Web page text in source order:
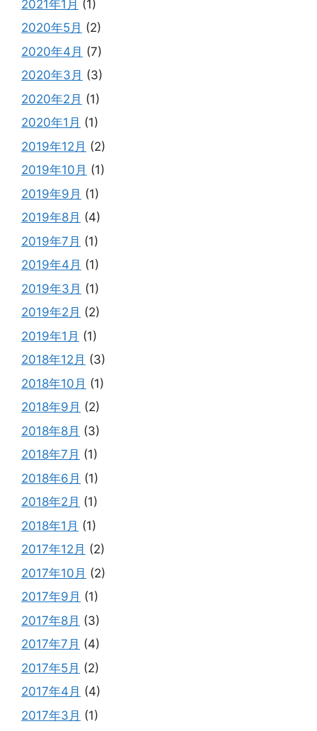
2021年1月 (1)
2020年5月 (2)
2020年4月 (7)
2020年3月 (3)
2020年2月 (1)
2020年1月 (1)
2019年12月 (2)
2019年10月 (1)
2019年9月 (1)
2019年8月 (4)
2019年7月 (1)
2019年4月 (1)
2019年3月 (1)
2019年2月 (2)
2019年1月 (1)
2018年12月 (3)
2018年10月 (1)
2018年9月 (2)
2018年8月 (3)
2018年7月 (1)
2018年6月 (1)
2018年2月 (1)
2018年1月 (1)
2017年12月 (2)
2017年10月 (2)
2017年9月 (1)
2017年8月 (3)
2017年7月 (4)
2017年5月 (2)
2017年4月 (4)
2017年3月 (1)